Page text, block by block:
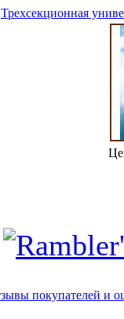
Трехсекционная